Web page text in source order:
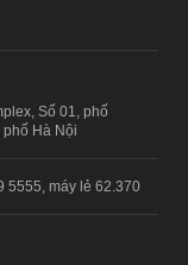
Số 01, phố
Hà Nội
5555, máy lẻ 62.370